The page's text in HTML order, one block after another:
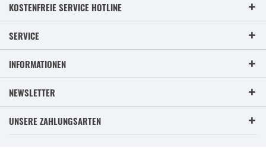
KOSTENFREIE SERVICE HOTLINE
SERVICE
INFORMATIONEN
NEWSLETTER
UNSERE ZAHLUNGSARTEN